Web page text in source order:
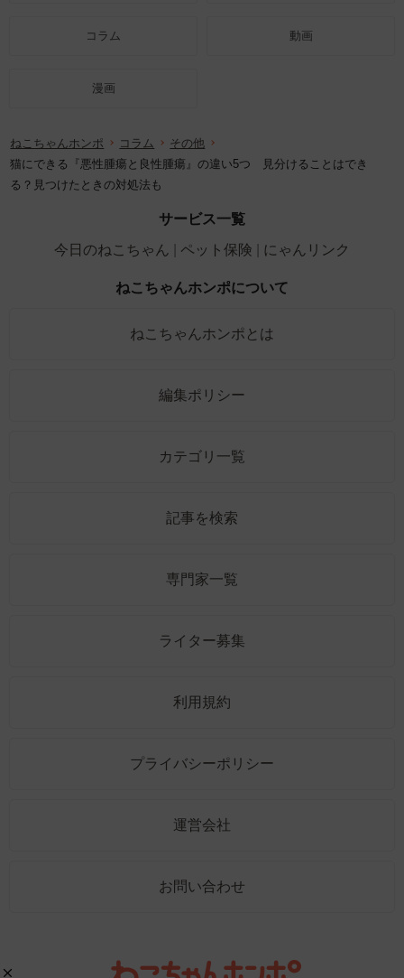
コラム 動画
漫画
ねこちゃんホンポ コラム
その他
猫にできる『悪性腫瘍と良性腫瘍』の違い5つ 見分けることはでき
る？見つけたときの対処法も
サービス一覧
今日のねこちゃん
ペット保険 にゃんリンク
ねこちゃんホンポについて
ねこちゃんホンポとは
編集ポリシー
カテゴリ一覧
記事を検索
専門家一覧
ライター募集
利用規約
プライバシーポリシー
運営会社
お問い合わせ